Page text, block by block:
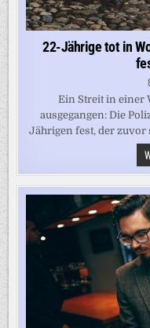
22-Jährige tot in
Ein Streit in einer
ausgegangen: Die
Jährigen fest, der zuvor